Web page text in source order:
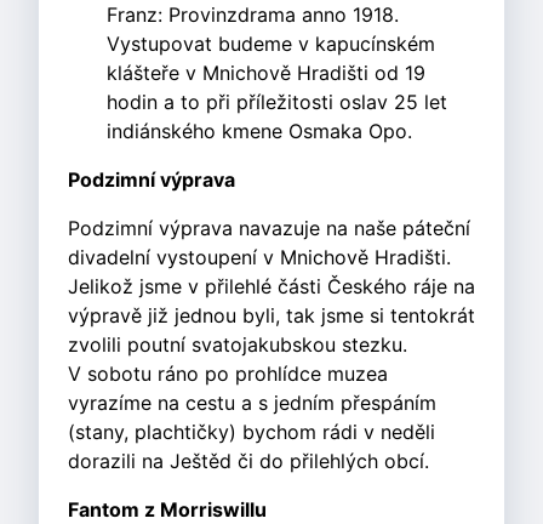
Franz: Provinzdrama anno 1918.
Vystupovat budeme v kapucínském
klášteře v Mnichově Hradišti od 19
hodin a to při příležitosti oslav 25 let
indiánského kmene Osmaka Opo.
Podzimní výprava
Podzimní výprava navazuje na naše páteční
divadelní vystoupení v Mnichově Hradišti.
Jelikož jsme v přilehlé části Českého ráje na
výpravě již jednou byli, tak jsme si tentokrát
zvolili poutní svatojakubskou stezku.
V sobotu ráno po prohlídce muzea
vyrazíme na cestu a s jedním přespáním
(stany, plachtičky) bychom rádi v neděli
dorazili na Ještěd či do přilehlých obcí.
Fantom z Morriswillu